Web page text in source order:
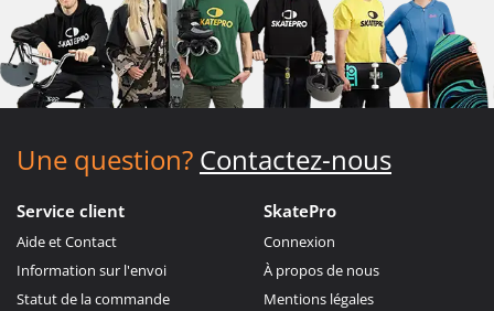
Une question? Contactez-nous
Service client
Aide et Contact
Information sur l'envoi
Statut de la commande
SkatePro
Connexion
À propos de nous
Mentions légales